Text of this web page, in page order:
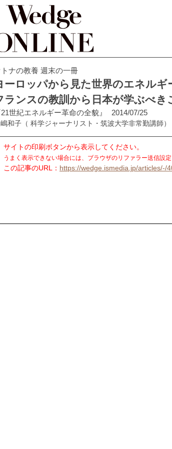
トナの教養 週末の一冊
ーロッパから見た世界のエネルギ
ランスの教訓から日本が学ぶべき
21世紀エネルギー革命の全貌』 2014/07/25
和子 （ 科学ジャーナリスト・筑波大学非常勤講師）
サイトの印刷ボタンから表示してください。
うまく表示できない場合には、ブラウザのリファラー送信設定
この記事のURL： https://wedge.ismedia.jp/articles/-/